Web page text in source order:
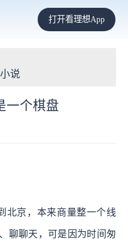
打开看理想App
说
一个棋盘
北京，本来商量整一个线
聊聊天，可是因为时间匆